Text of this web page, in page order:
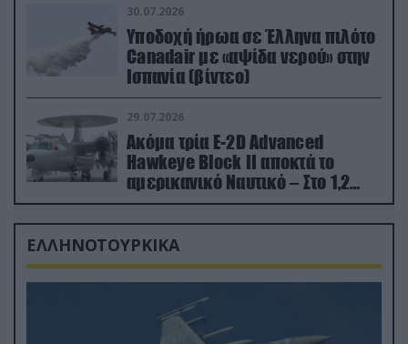
30.07.2026
Υποδοχή ήρωα σε Έλληνα πιλότο
Canadair με «αψίδα νερού» στην
Ισπανία (βίντεο)
29.07.2026
Ακόμα τρία E-2D Advanced
Hawkeye Block II αποκτά το
αμερικανικό Ναυτικό – Στο 1,2
δισ.δολάρια το κόστος
ΕΛΛΗΝΟΤΟΥΡΚΙΚΑ